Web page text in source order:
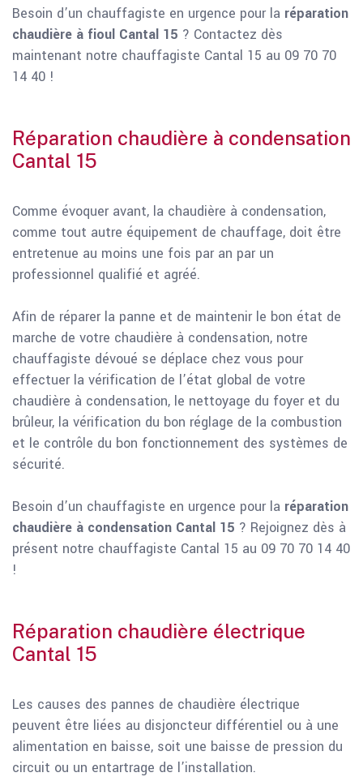
Besoin d’un chauffagiste en urgence pour la réparation
chaudière à fioul Cantal 15 ? Contactez dès
maintenant notre chauffagiste Cantal 15 au 09 70 70
14 40 !
Réparation chaudière à condensation
Cantal 15
Comme évoquer avant, la chaudière à condensation,
comme tout autre équipement de chauffage, doit être
entretenue au moins une fois par an par un
professionnel qualifié et agréé.
Afin de réparer la panne et de maintenir le bon état de
marche de votre chaudière à condensation, notre
chauffagiste dévoué se déplace chez vous pour
effectuer la vérification de l’état global de votre
chaudière à condensation, le nettoyage du foyer et du
brûleur, la vérification du bon réglage de la combustion
et le contrôle du bon fonctionnement des systèmes de
sécurité.
Besoin d’un chauffagiste en urgence pour la réparation
chaudière à condensation Cantal 15 ? Rejoignez dès à
présent notre chauffagiste Cantal 15 au 09 70 70 14 40
!
Réparation chaudière électrique
Cantal 15
Les causes des pannes de chaudière électrique
peuvent être liées au disjoncteur différentiel ou à une
alimentation en baisse, soit une baisse de pression du
circuit ou un entartrage de l’installation.